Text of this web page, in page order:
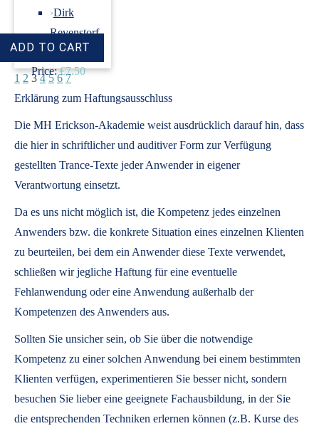
›Dirk
Revenstorf
Price: €7.50
1 2 3 4 5 6 7
Erklärung zum Haftungsausschluss
Die MH Erickson-Akademie weist ausdrücklich darauf hin, dass
die hier in schriftlicher und auditiver Form zur Verfügung
gestellten Trance-Texte jeder Anwender in eigener
Verantwortung einsetzt.
Da es uns nicht möglich ist, die Kompetenz jedes einzelnen
Anwenders bzw. die konkrete Situation eines einzelnen Klienten
zu beurteilen, bei dem ein Anwender diese Texte verwendet,
schließen wir jegliche Haftung für eine eventuelle
Fehlanwendung oder eine Anwendung außerhalb der
Kompetenzen des Anwenders aus.
Sollten Sie unsicher sein, ob Sie über die notwendige
Kompetenz zu einer solchen Anwendung bei einem bestimmten
Klienten verfügen, experimentieren Sie besser nicht, sondern
besuchen Sie lieber eine geeignete Fachausbildung, in der Sie
die entsprechenden Techniken erlernen können (z.B. Kurse des